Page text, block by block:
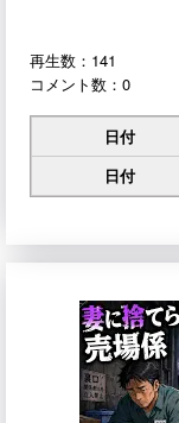
再生数：141
コメント数：0
日付
日付